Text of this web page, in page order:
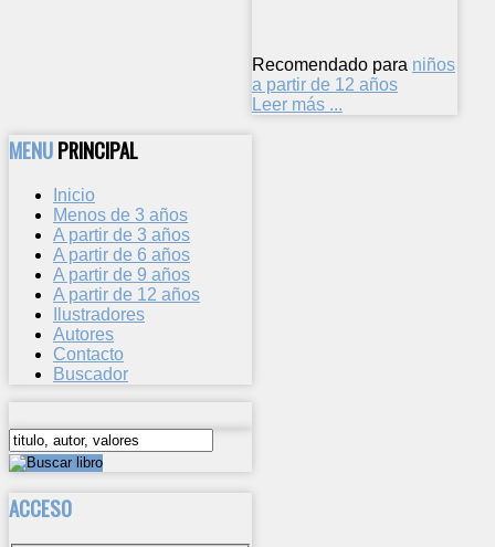
Recomendado para niños
a partir de 12 años
Leer más ...
MENUPRINCIPAL
Inicio
Menos de 3 años
A partir de 3 años
A partir de 6 años
A partir de 9 años
A partir de 12 años
Ilustradores
Autores
Contacto
Buscador
ACCESO